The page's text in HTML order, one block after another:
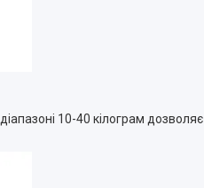
10-40 кілограм дозволяє